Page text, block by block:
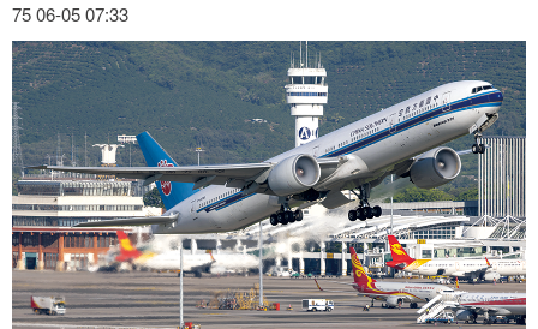
75 06-05 07:33